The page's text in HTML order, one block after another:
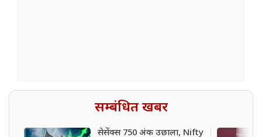
सम्बंधित खबर
सेसेंक्स 750 अंक उछाला, Nifty